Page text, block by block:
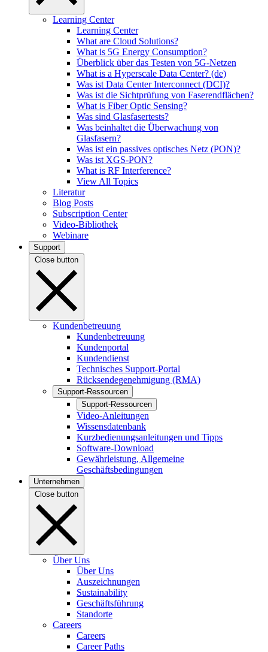
Learning Center
Learning Center
What are Cloud Solutions?
What is 5G Energy Consumption?
Überblick über das Testen von 5G-Netzen
What is a Hyperscale Data Center? (de)
Was ist Data Center Interconnect (DCI)?
Was ist die Sichtprüfung von Faserendflächen?
What is Fiber Optic Sensing?
Was sind Glasfasertests?
Was beinhaltet die Überwachung von
Glasfasern?
Was ist ein passives optisches Netz (PON)?
Was ist XGS-PON?
What is RF Interference?
View All Topics
Literatur
Blog Posts
Subscription Center
Video-Bibliothek
Webinare
Support
Close button
Kundenbetreuung
Kundenbetreuung
Kundenportal
Kundendienst
Technisches Support-Portal
Rücksendegenehmigung (RMA)
Support-Ressourcen
Support-Ressourcen
Video-Anleitungen
Wissensdatenbank
Kurzbedienungsanleitungen und Tipps
Software-Download
Gewährleistung, Allgemeine
Geschäftsbedingungen
Unternehmen
Close button
Über Uns
Über Uns
Auszeichnungen
Sustainability
Geschäftsführung
Standorte
Careers
Careers
Career Paths